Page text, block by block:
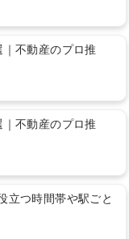
不動産のプロ推
不動産のプロ推
立つ時間帯や駅ごと